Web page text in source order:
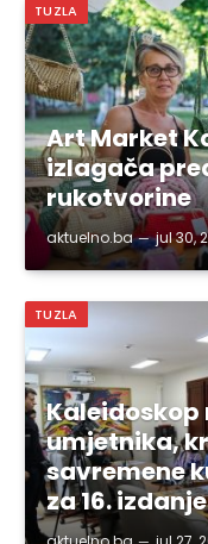
TUZLA
Art Market
izlagača
rukotvorine
aktuelno.ba jul 30,
TUZLA
umjetnika,
savremene
za 16.